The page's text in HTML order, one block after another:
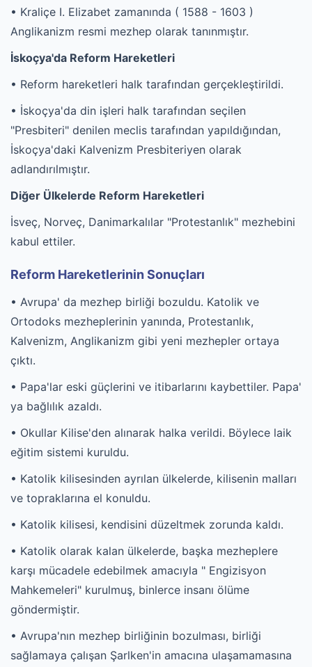
• Kraliçe I. Elizabet zamanında ( 1588 - 1603 )
Anglikanizm resmi mezhep olarak tanınmıştır.
İskoçya'da Reform Hareketleri
• Reform hareketleri halk tarafından gerçekleştirildi.
• İskoçya'da din işleri halk tarafından seçilen
"Presbiteri" denilen meclis tarafından yapıldığından,
İskoçya'daki Kalvenizm Presbiteriyen olarak
adlandırılmıştır.
Diğer Ülkelerde Reform Hareketleri
İsveç, Norveç, Danimarkalılar "Protestanlık" mezhebini
kabul ettiler.
Reform Hareketlerinin Sonuçları
• Avrupa' da mezhep birliği bozuldu. Katolik ve
Ortodoks mezheplerinin yanında, Protestanlık,
Kalvenizm, Anglikanizm gibi yeni mezhepler ortaya
çıktı.
• Papa'lar eski güçlerini ve itibarlarını kaybettiler. Papa'
ya bağlılık azaldı.
• Okullar Kilise'den alınarak halka verildi. Böylece laik
eğitim sistemi kuruldu.
• Katolik kilisesinden ayrılan ülkelerde, kilisenin malları
ve topraklarına el konuldu.
• Katolik kilisesi, kendisini düzeltmek zorunda kaldı.
• Katolik olarak kalan ülkelerde, başka mezheplere
karşı mücadele edebilmek amacıyla " Engizisyon
Mahkemeleri" kurulmuş, binlerce insanı ölüme
göndermiştir.
• Avrupa'nın mezhep birliğinin bozulması, birliği
sağlamaya çalışan Şarlken'in amacına ulaşamamasına